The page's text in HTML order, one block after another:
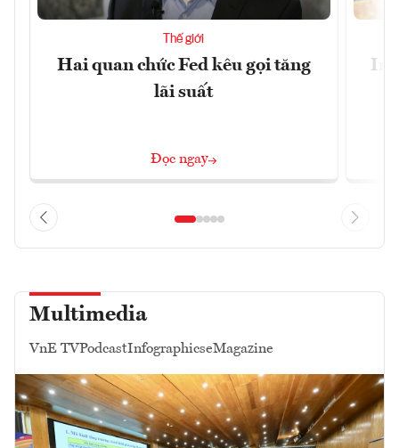
Thế giới
Hai quan chức Fed kêu gọi tăng
lãi suất
Đọc ngay
Multimedia
VnE TVPodcastInfographicseMagazine